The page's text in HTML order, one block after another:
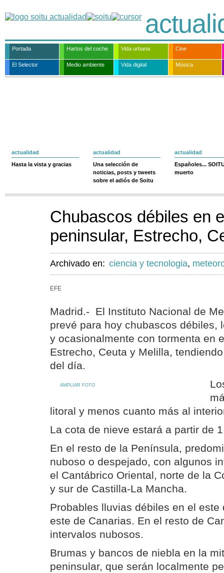
Portada Hartos del coche Vida urbana Cine
El Selector Medio ambiente Vida digital Música
actualidad
Hasta la vista y gracias
actualidad
Una selección de
noticias, posts y tweets
sobre el adiós de Soitu
actualidad
Españoles...
muerto
Chubascos débiles en
peninsular, Estrecho,
Archivado en: ciencia y tecnologia,
EFE
Madrid.- El Instituto Nacional de
prevé para hoy chubascos débiles,
y ocasionalmente con tormenta en
Estrecho, Ceuta y Melilla,
del día.
AMPLIAR FOTO
litoral y menos cuanto más al
La cota de nieve estará a partir de
En el resto de la Península,
nuboso o despejado, con algunos
el Cantábrico Oriental, norte de la
y sur de Castilla-La Mancha.
Probables lluvias débiles en el este
este de Canarias. En el resto de
intervalos nubosos.
Brumas y bancos de niebla en la
peninsular, que serán localmente